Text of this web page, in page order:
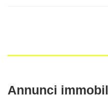
Annunci